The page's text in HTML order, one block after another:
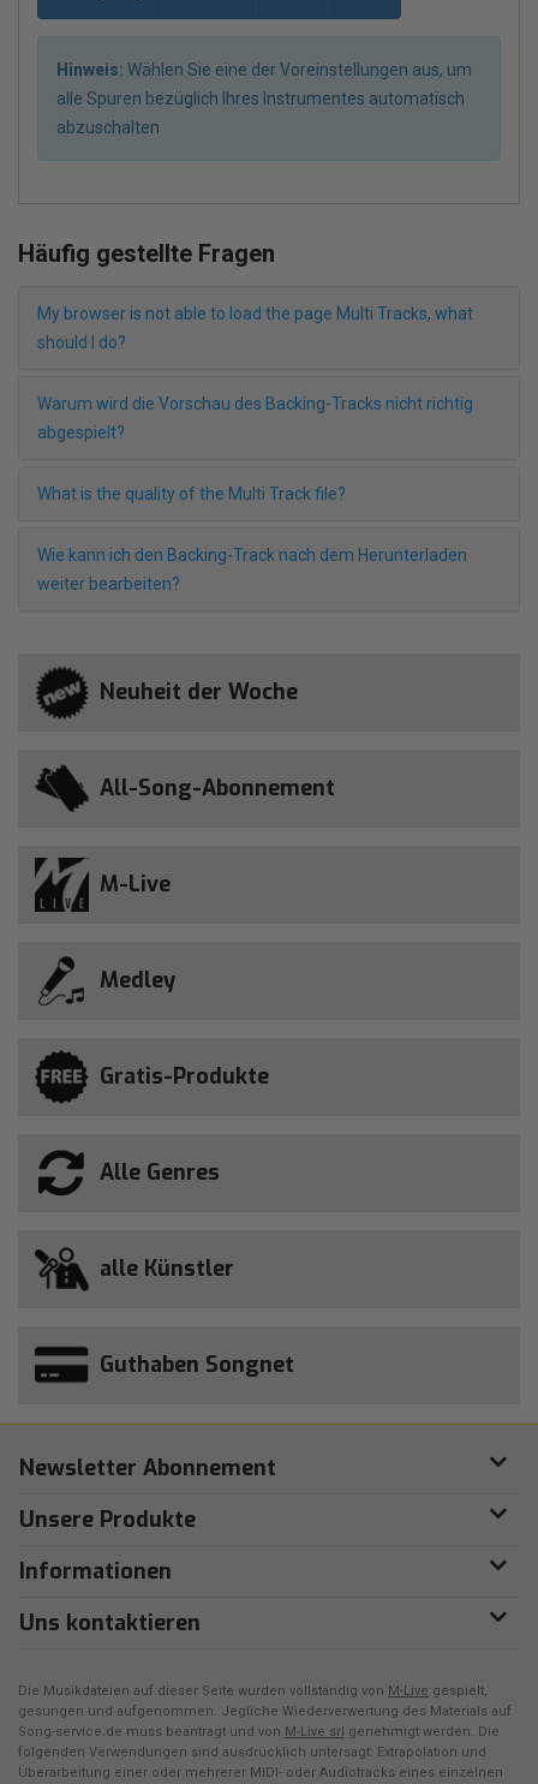
Hinweis: Wählen Sie eine der Voreinstellungen aus, um
alle Spuren bezüglich Ihres Instrumentes automatisch
abzuschalten
Häufig gestellte Fragen
My browser is not able to load the page Multi Tracks, what
should I do?
Warum wird die Vorschau des Backing-Tracks nicht richtig
abgespielt?
What is the quality of the Multi Track file?
Wie kann ich den Backing-Track nach dem Herunterladen
weiter bearbeiten?
Neuheit der Woche
All-Song-Abonnement
M-Live
Medley
Gratis-Produkte
Alle Genres
alle Künstler
Guthaben Songnet
Newsletter Abonnement
Unsere Produkte
Informationen
Uns kontaktieren
Die Musikdateien auf dieser Seite wurden vollständig von M-Live gespielt,
gesungen und aufgenommen. Jegliche Wiederverwertung des Materials auf
Song-service.de muss beantragt und von M-Live srl genehmigt werden. Die
folgenden Verwendungen sind ausdrücklich untersagt: Extrapolation und
Überarbeitung einer oder mehrerer MIDI- oder Audiotracks eines einzelnen